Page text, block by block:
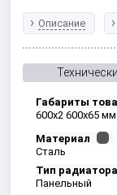
Описание
Габариты
600x2 600x65 мм
Материал
Сталь
Тип радиатора
Панельный